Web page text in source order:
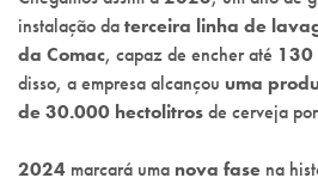
instalação daterceira linha de
da Comac, capaz de encher até 130
disso, a empresa alcançou uma
de 30.000 hectolitrosde cerveja
2024 marcará uma nova fase na